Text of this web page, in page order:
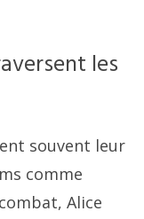
les
souvent leur
comme
Alice